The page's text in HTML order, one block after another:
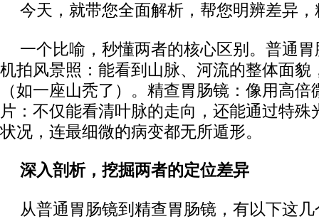
今天，就带您全面解析，帮您明辨差异
一个比喻，秒懂两者的核心区别。普通
机拍风景照：能看到山脉、河流的整体面貌
（如一座山秃了）。精查胃肠镜：像用高
片：不仅能看清叶脉的走向，还能通过特殊
状况，连最细微的病变都无所遁形。
深入剖析，挖掘两者的定位差异
从普通胃肠镜到精查胃肠镜，有以下这